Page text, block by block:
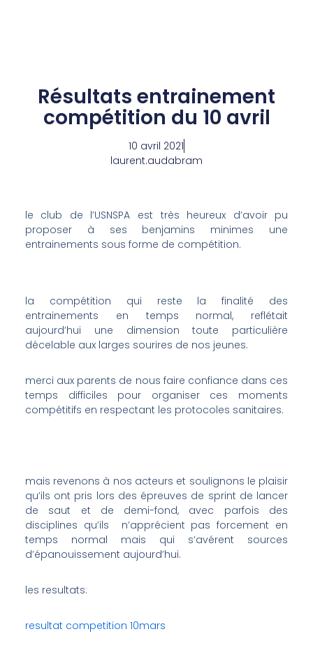
Résultats entrainement
compétition du 10 avril
10 avril 2021
laurent.audabram
le club de l’USNSPA est très heureux d’avoir pu
proposer à ses benjamins minimes une
entrainements sous forme de compétition.
la compétition qui reste la finalité des
entrainements en temps normal, reflétait
aujourd’hui une dimension toute particulière
décelable aux larges sourires de nos jeunes.
merci aux parents de nous faire confiance dans ces
temps difficiles pour organiser ces moments
compétitifs en respectant les protocoles sanitaires.
mais revenons à nos acteurs et soulignons le plaisir
qu’ils ont pris lors des épreuves de sprint de lancer
de saut et de demi-fond, avec parfois des
disciplines qu’ils n’apprécient pas forcement en
temps normal mais qui s’avérent sources
d’épanouissement aujourd’hui.
les resultats:
resultat competition 10mars